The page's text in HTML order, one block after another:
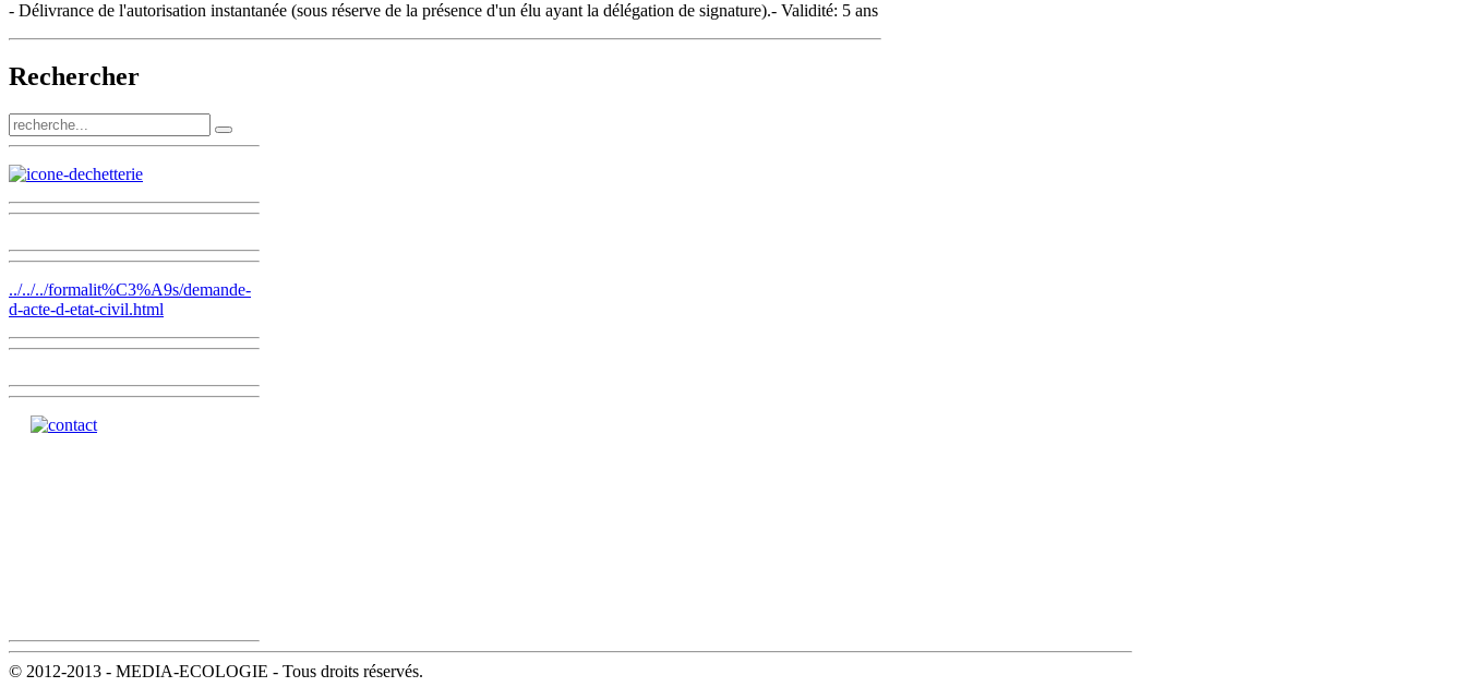
- Délivrance de l'autorisation instantanée (sous réserve de la présence d'un élu ayant la délégation de signature).- Validité: 5 ans
Rechercher
../../../formalit%C3%A9s/demande-
d-acte-d-etat-civil.html
© 2012-2013 - MEDIA-ECOLOGIE - Tous droits réservés.